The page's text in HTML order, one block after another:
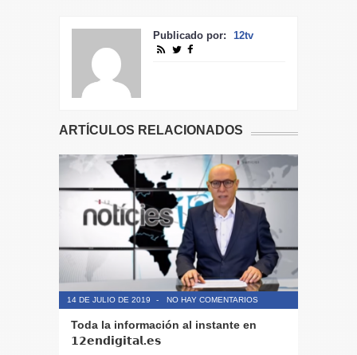
Publicado por: 12tv
ARTÍCULOS RELACIONADOS
14 DE JULIO DE 2019 - NO HAY COMENTARIOS
Toda la información al instante en
𝟭𝟮𝗲𝗻𝗱𝗶𝗴𝗶𝘁𝗮𝗹.𝗲𝘀